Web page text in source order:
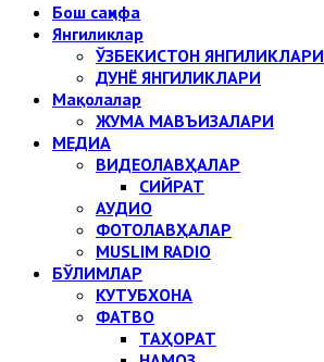
Бош саҳифа
Янгиликлар
ЎЗБЕКИСТОН ЯНГИЛИКЛАРИ
ДУНЁ ЯНГИЛИКЛАРИ
Мақолалар
ЖУМА МАВЪИЗАЛАРИ
МЕДИА
ВИДЕОЛАВҲАЛАР
СИЙРАТ
АУДИО
ФОТОЛАВҲАЛАР
MUSLIM RADIO
БЎЛИМЛАР
КУТУБХОНА
ФАТВО
ТАҲОРАТ